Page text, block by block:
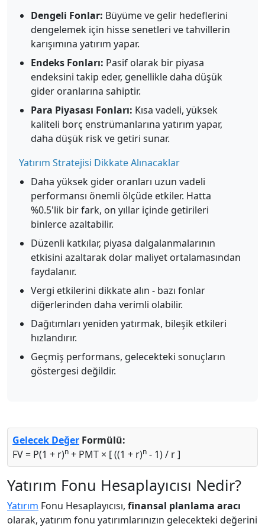
Dengeli Fonlar: Büyüme ve gelir hedeflerini
dengelemek için hisse senetleri ve tahvillerin
karışımına yatırım yapar.
Endeks Fonları: Pasif olarak bir piyasa
endeksini takip eder, genellikle daha düşük
gider oranlarına sahiptir.
Para Piyasası Fonları: Kısa vadeli, yüksek
kaliteli borç enstrümanlarına yatırım yapar,
daha düşük risk ve getiri sunar.
Yatırım Stratejisi Dikkate Alınacaklar
Daha yüksek gider oranları uzun vadeli
performansı önemli ölçüde etkiler. Hatta
%0.5'lik bir fark, on yıllar içinde getirileri
binlerce azaltabilir.
Düzenli katkılar, piyasa dalgalanmalarının
etkisini azaltarak dolar maliyet ortalamasından
faydalanır.
Vergi etkilerini dikkate alın - bazı fonlar
diğerlerinden daha verimli olabilir.
Dağıtımları yeniden yatırmak, bileşik etkileri
hızlandırır.
Geçmiş performans, gelecekteki sonuçların
göstergesi değildir.
Gelecek Değer Formülü:
FV = P(1 + r)n + PMT × [ ((1 + r)n - 1) / r ]
Yatırım Fonu Hesaplayıcısı Nedir?
Yatırım Fonu Hesaplayıcısı, finansal planlama aracı
olarak, yatırım fonu yatırımlarınızın gelecekteki değerini